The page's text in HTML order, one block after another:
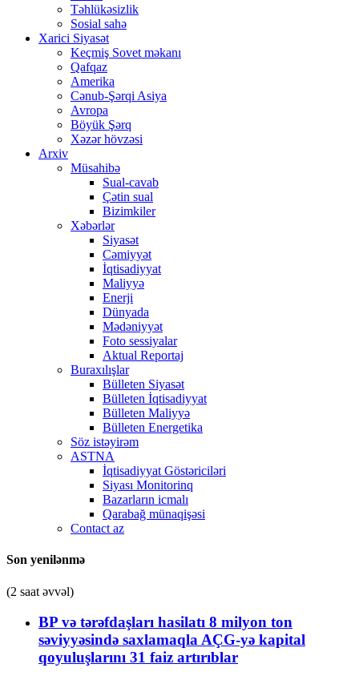
Təhlükəsizlik
Sosial sahə
Xarici Siyasət
Keçmiş Sovet məkanı
Qafqaz
Amerika
Cənub-Şərqi Asiya
Avropa
Böyük Şərq
Xəzər hövzəsi
Arxiv
Müsahibə
Sual-cavab
Çətin sual
Bizimkiler
Xəbərlər
Siyasət
Cəmiyyət
İqtisadiyyat
Maliyyə
Enerji
Dünyada
Mədəniyyət
Foto sessiyalar
Aktual Reportaj
Buraxılışlar
Bülleten Siyasət
Bülleten İqtisadiyyat
Bülleten Maliyyə
Bülleten Energetika
Söz istəyirəm
ASTNA
İqtisadiyyat Göstəriciləri
Siyası Monitorinq
Bazarların icmalı
Qarabağ münaqişəsi
Contact az
Son yenilənmə
(2 saat əvvəl)
BP və tərəfdaşları hasilatı 8 milyon ton
səviyyəsində saxlamaqla AÇG-yə kapital
qoyuluşlarını 31 faiz artırıblar